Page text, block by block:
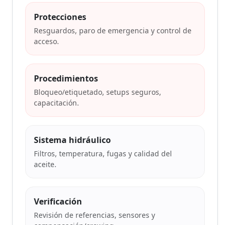
Protecciones
Resguardos, paro de emergencia y control de
acceso.
Procedimientos
Bloqueo/etiquetado, setups seguros,
capacitación.
Sistema hidráulico
Filtros, temperatura, fugas y calidad del
aceite.
Verificación
Revisión de referencias, sensores y